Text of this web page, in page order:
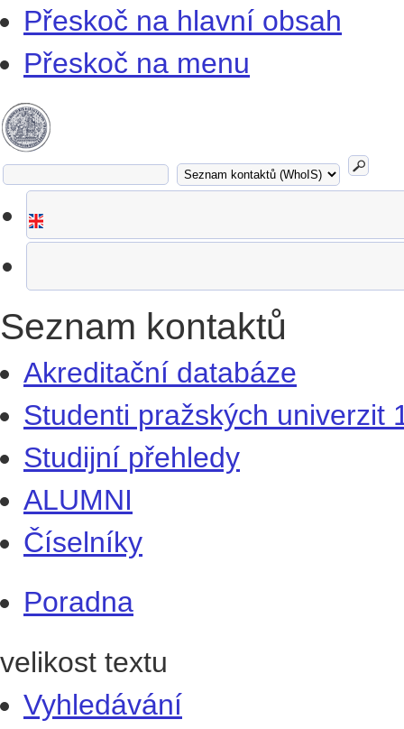
Přeskoč na hlavní obsah
Přeskoč na menu
Seznam kontaktů
Akreditační databáze
Studenti pražských univerzit
Studijní přehledy
ALUMNI
Číselníky
Poradna
velikost textu
Vyhledávání